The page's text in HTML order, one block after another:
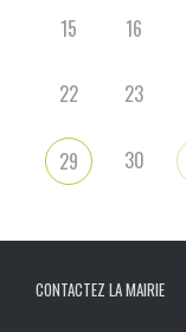
15 16
22 23
29 30
CONTACTEZ LA MAIRIE